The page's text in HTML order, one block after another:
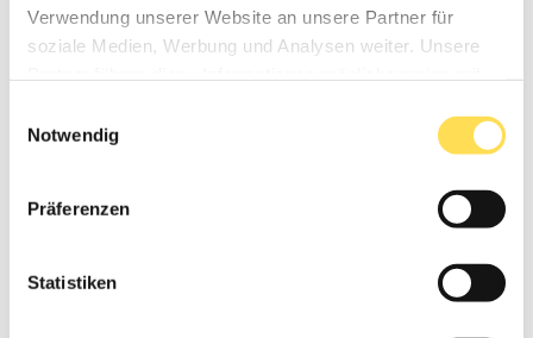
Verwendung unserer Website an unsere Partner für
soziale Medien, Werbung und Analysen weiter. Unsere
haben oder die sie im Rahmen Ihrer Nutzung der Dienste
Notwendig
Präferenzen
Statistiken